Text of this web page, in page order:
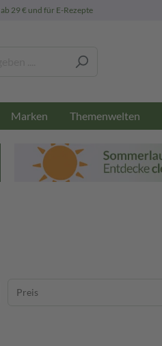
ab 29 € und für E-Rezepte
Marken Themenwelten
Preis